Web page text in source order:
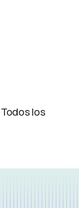
Todos los